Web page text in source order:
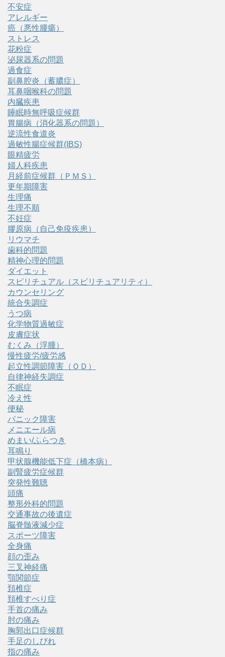
不安症
アレルギー
癌（悪性腫瘍）
ストレス
花粉症
泌尿器系の問題
過食症
副鼻腔炎（蓄膿症）
耳鼻咽喉科の問題
内臓疾患
睡眠時無呼吸症候群
胃腸病（消化器系の問題）
逆流性食道炎
過敏性腸症候群(IBS)
眼精疲労
婦人科疾患
月経前症候群（ＰＭＳ）
更年期障害
生理痛
生理不順
不妊症
膠原病（自己免疫疾患）
リウマチ
歯科的問題
精神心理的問題
ダイエット
スピリチュアル（スピリチュアリティ）
カウンセリング
統合失調症
うつ病
化学物質過敏症
皮膚症状
むくみ（浮腫）
慢性疲労/疲労感
起立性調節障害（ＯＤ）
自律神経失調症
不眠症
冷え性
便秘
パニック障害
メニエール病
めまい/ふらつき
耳鳴り
甲状腺機能低下症（橋本病）
副腎疲労症候群
突発性難聴
頭痛
整形外科的問題
交通事故の後遺症
脳脊髄液減少症
スポーツ障害
全身痛
顔の歪み
三叉神経痛
顎関節症
頚椎症
頚椎すべり症
手首の痛み
肘の痛み
胸郭出口症候群
手足のしびれ
指の痛み